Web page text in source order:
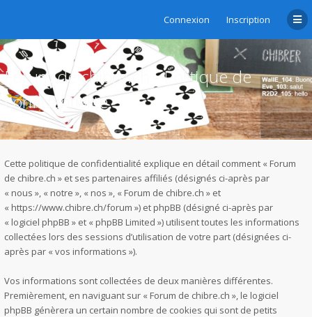
Connexion Inscription
Forum de chibre.ch - Politique de
confidentialité
Cette politique de confidentialité explique en détail comment « Forum
de chibre.ch » et ses partenaires affiliés (désignés ci-après par
« nous », « notre », « nos », « Forum de chibre.ch » et
« https://www.chibre.ch/forum ») et phpBB (désigné ci-après par
« logiciel phpBB » et « phpBB Limited ») utilisent toutes les informations
collectées lors des sessions d’utilisation de votre part (désignées ci-
après par « vos informations »).
Vos informations sont collectées de deux manières différentes.
Premièrement, en naviguant sur « Forum de chibre.ch », le logiciel
phpBB génèrera un certain nombre de cookies qui sont de petits